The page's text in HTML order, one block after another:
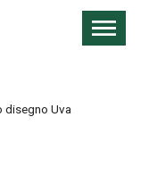
disegno Uva